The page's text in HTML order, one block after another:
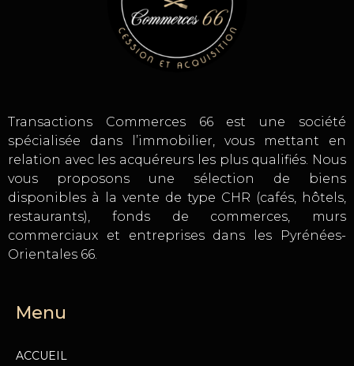
Transactions Commerces 66 est une société
spécialisée dans l’immobilier, vous mettant en
relation avec les acquéreurs les plus qualifiés. Nous
vous proposons une sélection de biens
disponibles à la vente de type CHR (cafés, hôtels,
restaurants), fonds de commerces, murs
commerciaux et entreprises dans les Pyrénées-
Orientales 66.
Menu
ACCUEIL